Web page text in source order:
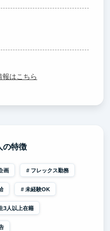
はこちら
の特徴
画 フレックス勤務
未経験OK
3人以上在籍